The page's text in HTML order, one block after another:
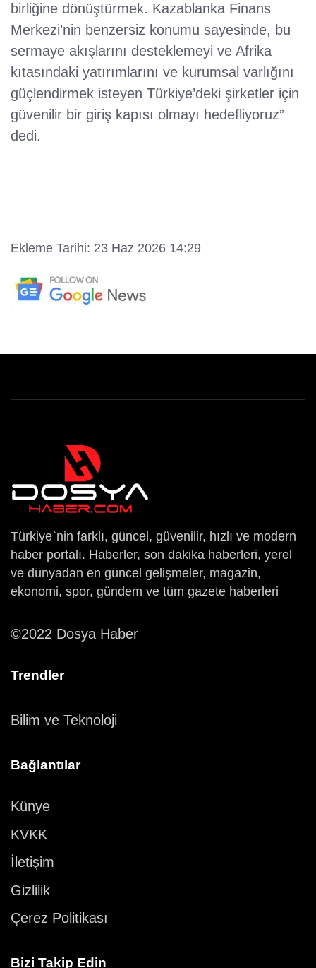
birliğine dönüştürmek. Kazablanka Finans
Merkezi’nin benzersiz konumu sayesinde, bu
sermaye akışlarını desteklemeyi ve Afrika
kıtasındaki yatırımlarını ve kurumsal varlığını
güçlendirmek isteyen Türkiye’deki şirketler için
güvenilir bir giriş kapısı olmayı hedefliyoruz”
dedi.
Ekleme Tarihi: 23 Haz 2026 14:29
Türkiye`nin farklı, güncel, güvenilir, hızlı ve modern
haber portalı. Haberler, son dakika haberleri, yerel
ve dünyadan en güncel gelişmeler, magazin,
ekonomi, spor, gündem ve tüm gazete haberleri
©2022 Dosya Haber
Trendler
Bilim ve Teknoloji
Bağlantılar
Künye
KVKK
İletişim
Gizlilik
Çerez Politikası
Bizi Takip Edin